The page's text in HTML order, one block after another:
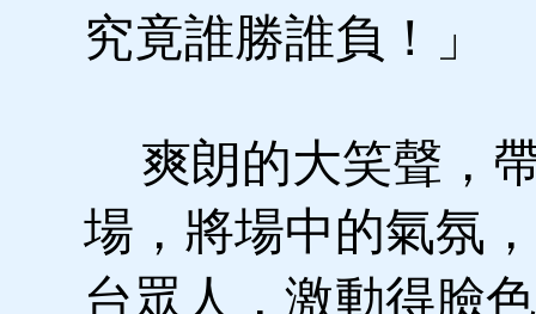
究竟誰勝誰負！」
爽朗的大笑聲，
場，將場中的氣氛
台眾人，激動得臉